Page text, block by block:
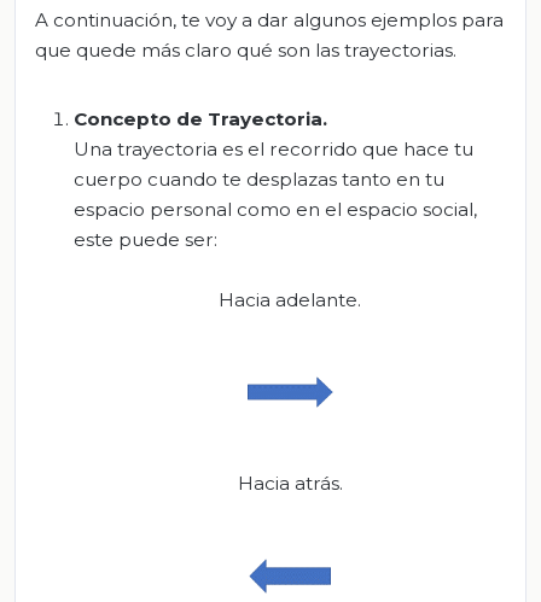
A continuación, te voy a dar algunos ejemplos para
que quede más claro qué son las trayectorias.
Concepto de Trayectoria.
Una trayectoria es el recorrido que hace tu
cuerpo cuando te desplazas tanto en tu
espacio personal como en el espacio social,
este puede ser:
Hacia adelante.
Hacia atrás.